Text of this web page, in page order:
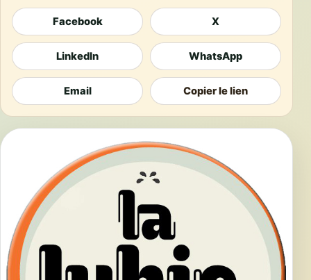
Facebook X
LinkedIn WhatsApp
Email Copier le lien